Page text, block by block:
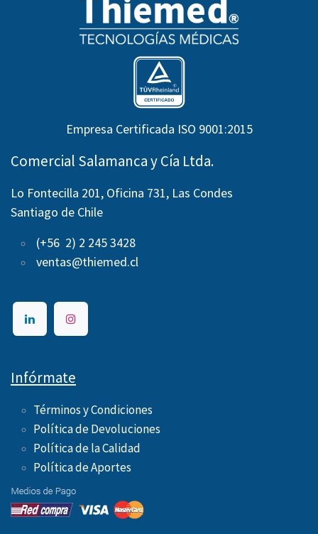
Empresa Certificada ISO 9001:2015
Comercial Salamanca y Cía Ltda.
Lo Fontecilla 201, Oficina 731, Las Condes
Santiago de Chile
(+56 2) 2 245 3428
ventas@thiemed.cl
Infórmate
Términos y Condiciones
Política de Devoluciones
Política de la Calidad
Política de Aportes ​